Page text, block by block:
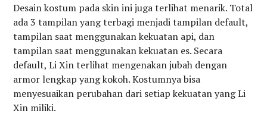
Desain kostum pada skin ini juga terlihat menarik. Total
ada 3 tampilan yang terbagi menjadi tampilan default,
tampilan saat menggunakan kekuatan api, dan
tampilan saat menggunakan kekuatan es. Secara
default, Li Xin terlihat mengenakan jubah dengan
armor lengkap yang kokoh. Kostumnya bisa
menyesuaikan perubahan dari setiap kekuatan yang Li
Xin miliki.